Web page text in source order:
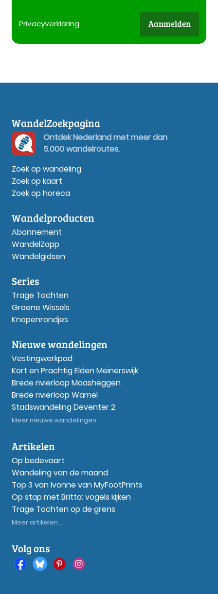
Privacyverklaring Aanmelden
WandelZoekpagina
Ontdek Nederland met meer dan
5.000 wandelroutes.
Zoek op wandeling
Zoek op kaart
Zoek op horeca
Wandelproducten
Abonnement
WandelZapp
Wandelgidsen
Series
Trage Tochten
Groene Wissels
Knopenrondjes
Nieuwe wandelingen
Vestingwerkpad
Kort en Prachtig Elden Meinerswijk
Brede rivierloop Maasheggen
Brede rivierloop Wamel
Stadswandeling Deventer 2
Meer nieuwe wandelingen
Artikelen
Op bedevaart
Wandeling van de maand
Top 3 van Ivonne van MyFootPrints
Op stap met Britta: vogels kijken
Trage Tochten op de grens
Meer artikelen...
Volg ons